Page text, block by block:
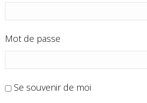
Mot de passe
Se souvenir de moi